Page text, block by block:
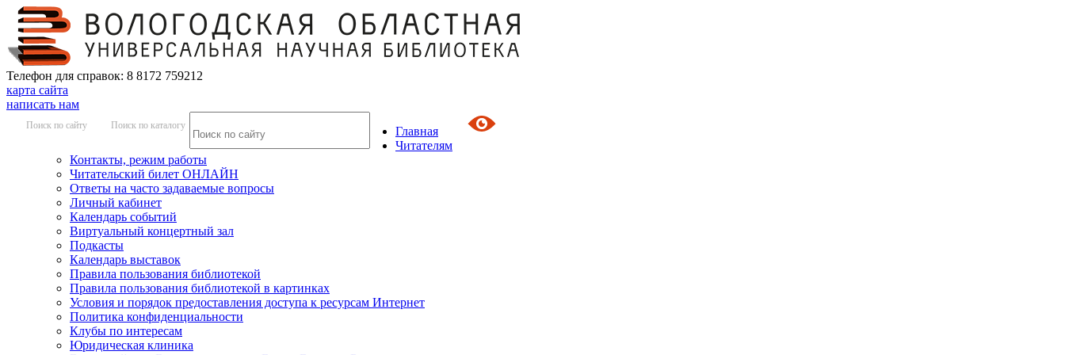
Телефон для справок: 8 8172 759212
карта сайта
написать нам
Поиск по сайту Поиск по каталогу
Главная
Читателям
Контакты, режим работы
Читательский билет ОНЛАЙН
Ответы на часто задаваемые вопросы
Личный кабинет
Календарь событий
Виртуальный концертный зал
Подкасты
Календарь выставок
Правила пользования библиотекой
Правила пользования библиотекой в картинках
Условия и порядок предоставления доступа к ресурсам Интернет
Политика конфиденциальности
Клубы по интересам
Юридическая клиника